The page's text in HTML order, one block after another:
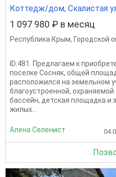
Коттедж/дом, Скалистая
1 097 980 ₽ в месяц
Республика Крым, Городской
ID:481. Предлагаем к
поселке Сосняк, общей
расположился на земельном
благоустроенной,
бассейн, детская площадка и
жилых...
Алена Селенист